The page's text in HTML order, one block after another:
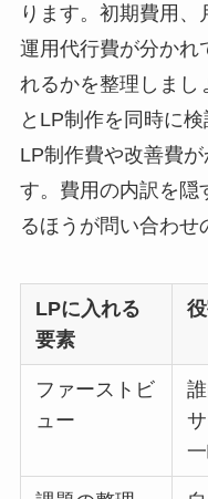
ります。初期費用、
運用代行費が分かれ
れるかを整理しまし
とLP制作を同時に
LP制作費や改善費
す。費用の内訳を隠
るほうが問い合わせ
LPに入れる
要素
ファーストビ
ュー